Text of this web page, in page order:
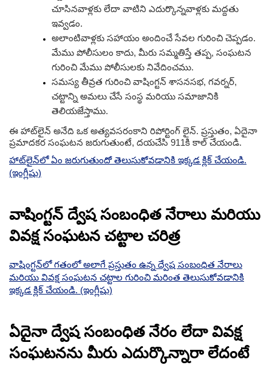
చూసినవాళ్లకు లేదా వాటిని ఎదుర్కొన్నవాళ్లకు మద్దతు
ఇవ్వడం.
అలాంటివాళ్లకు సహాయం అందించే సేవల గురించి చెప్పడం.
మేము పోలీసులం కాదు, మీరు సమ్మతిస్తే తప్ప, సంఘటన
గురించి మేము పోలీసులకు నివేదించము.
సమస్య తీవ్రత గురించి వాషింగ్టన్ శాసనసభ, గవర్నర్,
చట్టాన్ని అమలు చేసే సంస్థ మరియు సమాజానికి
తెలియజేస్తాము.
ఈ హాట్‌లైన్ అనేది ఒక అత్యవసరంకాని రిపోర్టింగ్ లైన్‌. ప్రస్తుతం, ఏదైనా
ప్రమాదకర సంఘటన జరుగుతుంటే, దయచేసి 911కి కాల్ చేయండి.
హాట్‌లైన్‌లో ఏం జరుగుతుందో తెలుసుకోవడానికి ఇక్కడ క్లిక్ చేయండి.
(ఇంగ్లీషు)
వాషింగ్టన్ ద్వేష సంబంధిత నేరాలు మరియు
వివక్ష సంఘటన చట్టాల చరిత్ర
వాషింగ్టన్‌లో గతంలో అలాగే ప్రస్తుతం ఉన్న ద్వేష సంబంధిత నేరాలు
మరియు వివక్ష సంఘటన చట్టాల గురించి మరింత తెలుసుకోవడానికి
ఇక్కడ క్లిక్ చేయండి. (ఇంగ్లీషు)
ఏదైనా ద్వేష సంబంధిత నేరం లేదా వివక్ష
సంఘటనను మీరు ఎదుర్కొన్నారా లేదంటే